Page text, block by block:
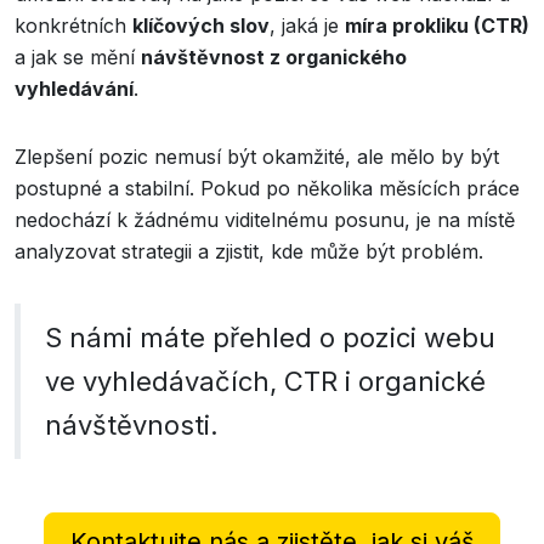
konkrétních klíčových slov, jaká je míra prokliku (CTR)
a jak se mění návštěvnost z organického
vyhledávání.
Zlepšení pozic nemusí být okamžité, ale mělo by být
postupné a stabilní. Pokud po několika měsících práce
nedochází k žádnému viditelnému posunu, je na místě
analyzovat strategii a zjistit, kde může být problém.
S námi máte přehled o pozici webu
ve vyhledávačích, CTR i organické
návštěvnosti.